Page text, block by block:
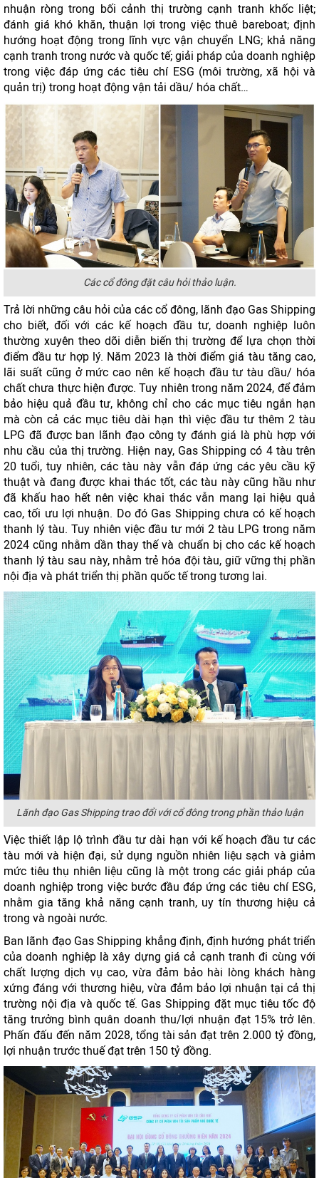
nhuận ròng trong bối cảnh thị trường cạnh tranh khốc liệt;
đánh giá khó khăn, thuận lợi trong việc thuê bareboat; định
hướng hoạt động trong lĩnh vực vận chuyển LNG; khả năng
cạnh tranh trong nước và quốc tế; giải pháp của doanh nghiệp
trong việc đáp ứng các tiêu chí ESG (môi trường, xã hội và
quản trị) trong hoạt động vận tải dầu/ hóa chất…
Các cổ đông đặt câu hỏi thảo luận.
Trả lời những câu hỏi của các cổ đông, lãnh đạo Gas Shipping
cho biết, đối với các kế hoạch đầu tư, doanh nghiệp luôn
thường xuyên theo dõi diễn biến thị trường để lựa chọn thời
điểm đầu tư hợp lý. Năm 2023 là thời điểm giá tàu tăng cao,
lãi suất cũng ở mức cao nên kế hoạch đầu tư tàu dầu/ hóa
chất chưa thực hiện được. Tuy nhiên trong năm 2024, để đảm
bảo hiệu quả đầu tư, không chỉ cho các mục tiêu ngắn hạn
mà còn cả các mục tiêu dài hạn thì việc đầu tư thêm 2 tàu
LPG đã được ban lãnh đạo công ty đánh giá là phù hợp với
nhu cầu của thị trường. Hiện nay, Gas Shipping có 4 tàu trên
20 tuổi, tuy nhiên, các tàu này vẫn đáp ứng các yêu cầu kỹ
thuật và đang được khai thác tốt, các tàu này cũng hầu như
đã khấu hao hết nên việc khai thác vẫn mang lại hiệu quả
cao, tối ưu lợi nhuận. Do đó Gas Shipping chưa có kế hoạch
thanh lý tàu. Tuy nhiên việc đầu tư mới 2 tàu LPG trong năm
2024 cũng nhằm dần thay thế và chuẩn bị cho các kế hoạch
thanh lý tàu sau này, nhằm trẻ hóa đội tàu, giữ vững thị phần
nội địa và phát triển thị phần quốc tế trong tương lai.
Lãnh đạo Gas Shipping trao đổi với cổ đông trong phần thảo luận
Việc thiết lập lộ trình đầu tư dài hạn với kế hoạch đầu tư các
tàu mới và hiện đại, sử dụng nguồn nhiên liệu sạch và giảm
mức tiêu thụ nhiên liệu cũng là một trong các giải pháp của
doanh nghiệp trong việc bước đầu đáp ứng các tiêu chí ESG,
nhằm gia tăng khả năng cạnh tranh, uy tín thương hiệu cả
trong và ngoài nước.
Ban lãnh đạo Gas Shipping khẳng định, định hướng phát triển
của doanh nghiệp là xây dựng giá cả cạnh tranh đi cùng với
chất lượng dịch vụ cao, vừa đảm bảo hài lòng khách hàng
xứng đáng với thương hiệu, vừa đảm bảo lợi nhuận tại cả thị
trường nội địa và quốc tế. Gas Shipping đặt mục tiêu tốc độ
tăng trưởng bình quân doanh thu/lợi nhuận đạt 15% trở lên.
Phấn đấu đến năm 2028, tổng tài sản đạt trên 2.000 tỷ đồng,
lợi nhuận trước thuế đạt trên 150 tỷ đồng.